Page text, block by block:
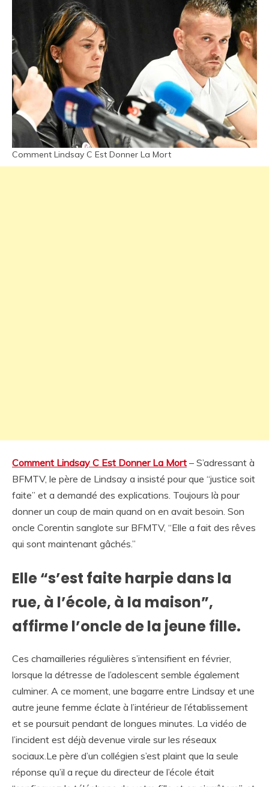
Comment Lindsay C Est Donner La Mort
Comment Lindsay C Est Donner La Mort – S’adressant à
BFMTV, le père de Lindsay a insisté pour que “justice soit
faite” et a demandé des explications. Toujours là pour
donner un coup de main quand on en avait besoin. Son
oncle Corentin sanglote sur BFMTV, “Elle a fait des rêves
qui sont maintenant gâchés.”
Elle “s’est faite harpie dans la
rue, à l’école, à la maison”,
affirme l’oncle de la jeune fille.
Ces chamailleries régulières s’intensifient en février,
lorsque la détresse de l’adolescent semble également
culminer. A ce moment, une bagarre entre Lindsay et une
autre jeune femme éclate à l’intérieur de l’établissement
et se poursuit pendant de longues minutes. La vidéo de
l’incident est déjà devenue virale sur les réseaux
sociaux.Le père d’un collégien s’est plaint que la seule
réponse qu’il a reçue du directeur de l’école était